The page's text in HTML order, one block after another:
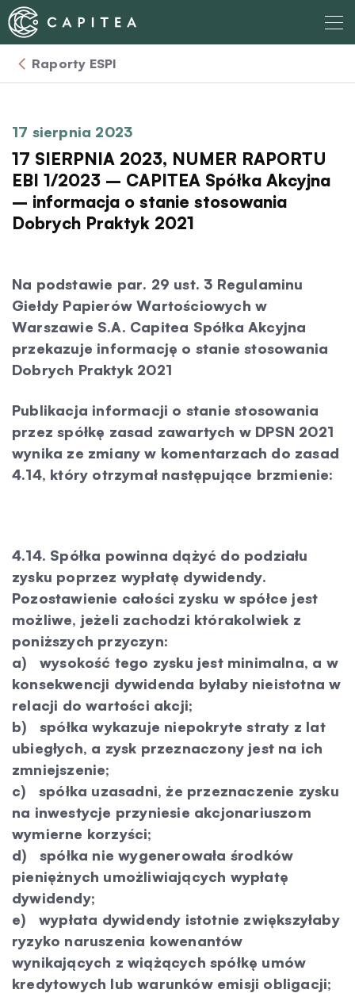
Skip
to
content
O nas
Dla Wierzyciela
Relacje Inwestorskie
Dla Dłużnika
Komunikaty
Aktualności
Raporty ESPI
17 sierpnia 2023
17 SIERPNIA 2023, NUMER RAPORTU
EBI 1/2023 – CAPITEA Spółka Akcyjna
– informacja o stanie stosowania
Dobrych Praktyk 2021
Na podstawie par. 29 ust. 3 Regulaminu
Giełdy Papierów Wartościowych w
Warszawie S.A. Capitea Spółka Akcyjna
przekazuje informację o stanie stosowania
Dobrych Praktyk 2021
Publikacja informacji o stanie stosowania
przez spółkę zasad zawartych w DPSN 2021
wynika ze zmiany w komentarzach do zasad
4.14, który otrzymał następujące brzmienie:
4.14. Spółka powinna dążyć do podziału
zysku poprzez wypłatę dywidendy.
Pozostawienie całości zysku w spółce jest
możliwe, jeżeli zachodzi którakolwiek z
poniższych przyczyn:
a) wysokość tego zysku jest minimalna, a w
konsekwencji dywidenda byłaby nieistotna w
relacji do wartości akcji;
b) spółka wykazuje niepokryte straty z lat
ubiegłych, a zysk przeznaczony jest na ich
zmniejszenie;
c) spółka uzasadni, że przeznaczenie zysku
na inwestycje przyniesie akcjonariuszom
wymierne korzyści;
d) spółka nie wygenerowała środków
pieniężnych umożliwiających wypłatę
dywidendy;
e) wypłata dywidendy istotnie zwiększyłaby
ryzyko naruszenia kowenantów
wynikających z wiążących spółkę umów
kredytowych lub warunków emisji obligacji;